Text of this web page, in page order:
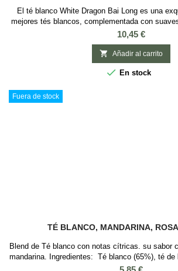
El té blanco White Dragon Bai Long es una
mejores tés blancos, complementada con
de las tierras altas de China. Elaborado
el método tradicional. Este Té blanco nos aporta
Dorado, de aroma dulce, floral, con un toque
y complejo...
Precio
10,45 €
 Añadir al carrito
 En stock
Fuera de stock
TÉ BLANCO, MANDARINA,
Blend de Té blanco con notas cítricas. su sabor
mandarina. Ingredientes: Té blanco (65%), té de
y rosas